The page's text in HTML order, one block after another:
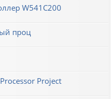
W541C200
проц
Project